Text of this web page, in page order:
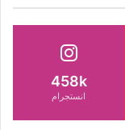
458k
انستجرام